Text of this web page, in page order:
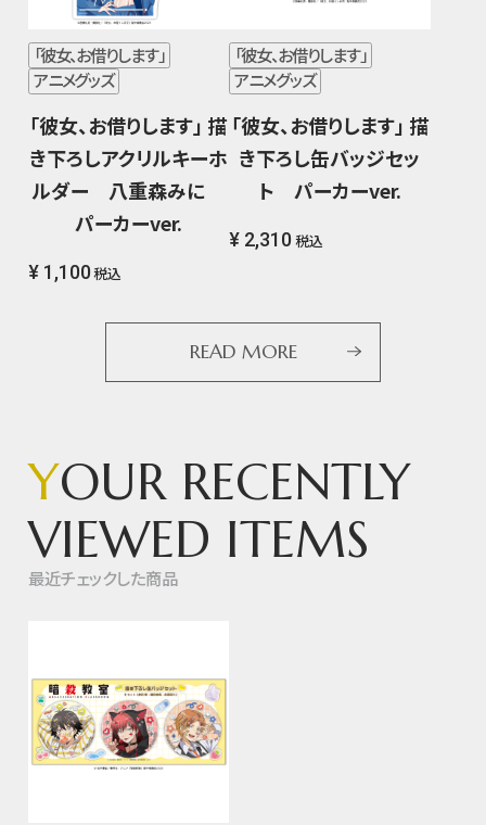
「彼女、お借りします」
アニメグッズ
「彼女、お借りします」 描
き下ろしアクリルキーホ
ルダー 八重森みに
パーカーver.
¥ 1,100 税込
「彼女、お借りします」
アニメグッズ
「彼女、お借りします」 描
き下ろし缶バッジセッ
ト パーカーver.
¥ 2,310 税込
READ MORE
YOUR RECENTLY
VIEWED ITEMS
最近チェックした商品